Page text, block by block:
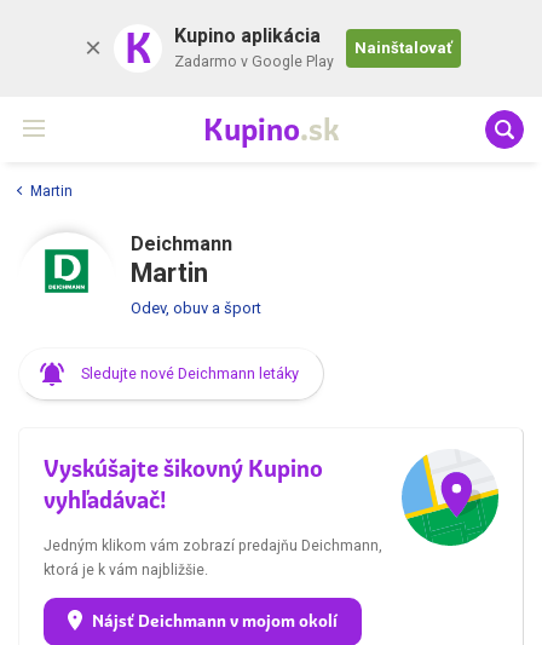
K Kupino aplikácia
Zadarmo v Google Play
Nainštalovať
Kupino.sk
Martin
Deichmann
Martin
Odev, obuv a šport
Sledujte nové Deichmann letáky
Vyskúšajte šikovný Kupino
vyhľadávač!
Jedným klikom vám zobrazí predajňu Deichmann,
ktorá je k vám najbližšie.
Nájsť Deichmann v mojom okolí